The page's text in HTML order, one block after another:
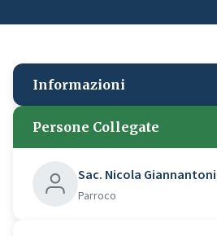
Informazioni
Persone Collegate
Sac. Nicola
Parroco